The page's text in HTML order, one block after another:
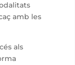
amb les
als